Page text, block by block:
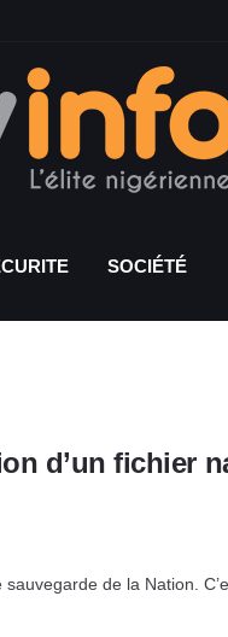
SOCIÉTÉ
d’un fichier
de la Nation.